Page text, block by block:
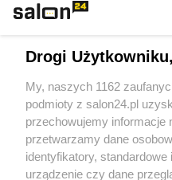
Sport
Społeczeństwo
Kultura
Drogi Użytkowniku,
My, naszych 1162
podmioty z salon24.pl
przechowujemy informacje
przetwarzamy dane
identyfikatory,
urządzenie czy dane